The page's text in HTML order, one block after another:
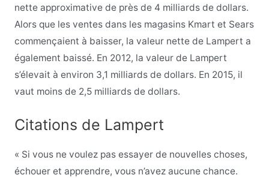
nette approximative de près de 4 milliards de dollars.
Alors que les ventes dans les magasins Kmart et Sears
commençaient à baisser, la valeur nette de Lampert a
également baissé. En 2012, la valeur de Lampert
s’élevait à environ 3,1 milliards de dollars. En 2015, il
vaut moins de 2,5 milliards de dollars.
Citations de Lampert
« Si vous ne voulez pas essayer de nouvelles choses,
échouer et apprendre, vous n’avez aucune chance.